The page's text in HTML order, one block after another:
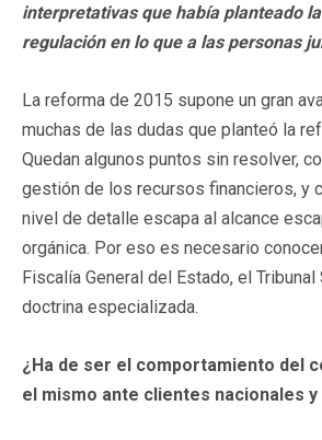
interpretativas que había planteado
regulación en lo que a las personas
La reforma de 2015 supone un gran
muchas de las dudas que planteó la
Quedan algunos puntos sin resolver,
gestión de los recursos financieros, y
nivel de detalle escapa al alcance
orgánica. Por eso es necesario
Fiscalía General del Estado, el Tribunal
doctrina especializada.
¿Ha de ser el comportamiento del
el mismo ante clientes nacionales